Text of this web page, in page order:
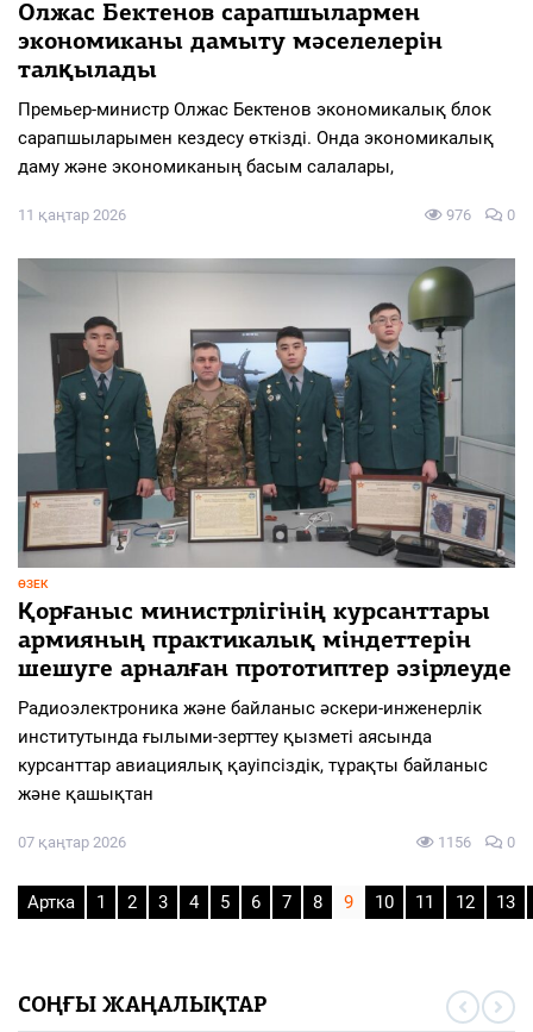
Олжас Бектенов сарапшылармен
экономиканы дамыту мәселелерін
талқылады
Премьер-министр Олжас Бектенов экономикалық блок
сарапшыларымен кездесу өткізді. Онда экономикалық
даму және экономиканың басым салалары,
11 қаңтар 2026 976 0
ӨЗЕК
Қорғаныс министрлігінің курсанттары
армияның практикалық міндеттерін
шешуге арналған прототиптер әзірлеуде
Радиоэлектроника және байланыс әскери-инженерлік
институтында ғылыми-зерттеу қызметі аясында
курсанттар авиациялық қауіпсіздік, тұрақты байланыс
және қашықтан
07 қаңтар 2026 1156 0
Артка 1 2 3 4 5 6 7 8 9 10 11 12 13
СОҢҒЫ ЖАҢАЛЫҚТАР